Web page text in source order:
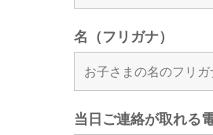
名（フリガナ）
当日ご連絡が取れる